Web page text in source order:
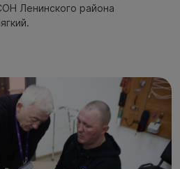
Ленинского района